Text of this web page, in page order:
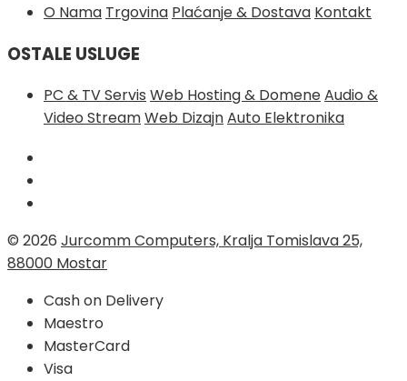
O Nama Trgovina Plaćanje & Dostava Kontakt
OSTALE USLUGE
PC & TV Servis Web Hosting & DomeneAudio &
Video StreamWeb DizajnAuto Elektronika
© 2026 Jurcomm Computers, Kralja Tomislava 25,
88000 Mostar
Cash on Delivery
Maestro
MasterCard
Visa